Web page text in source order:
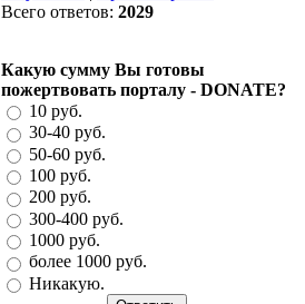
Всего ответов: 2029
Какую сумму Вы готовы
пожертвовать порталу - DONATE?
10 руб.
30-40 руб.
50-60 руб.
100 руб.
200 руб.
300-400 руб.
1000 руб.
более 1000 руб.
Никакую.